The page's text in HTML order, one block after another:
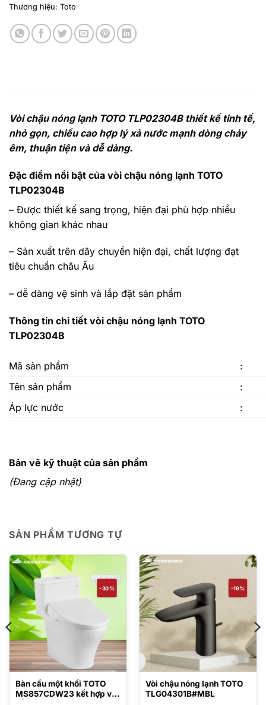
Thương hiệu: Toto
Vòi chậu nóng lạnh TOTO TLP02304B thiết kế tinh tế,
nhỏ gọn, chiều cao hợp lý xả nước mạnh dòng chảy
êm, thuận tiện và dễ dàng.
Đặc điểm nổi bật của vòi chậu nóng lạnh TOTO
TLP02304B
– Được thiết kế sang trọng, hiện đại phù hợp nhiều
không gian khác nhau
– Sản xuất trên dây chuyền hiện đại, chất lượng đạt
tiêu chuẩn châu Âu
– dễ dàng vệ sinh và lắp đặt sản phẩm
Thông tin chi tiết vòi chậu nóng lạnh TOTO
TLP02304B
Mã sản phẩm
:
Tên sản phẩm
:
Áp lực nước
:
Bản vẽ kỹ thuật của sản phẩm
(Đang cập nhật)
SẢN PHẨM TƯƠNG TỰ
-30%
Bàn cầu một khối TOTO
MS857CDW23 kết hợp với
-19%
Vòi chậu nóng lạnh TOTO
TLG04301B#MBL